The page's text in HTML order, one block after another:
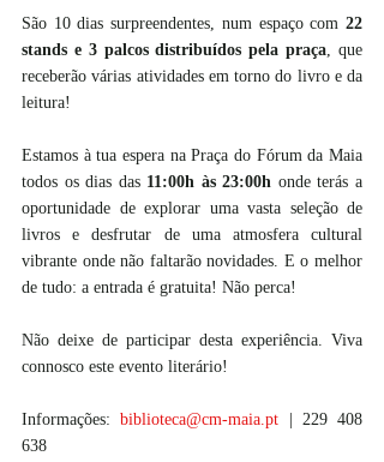
São 10 dias surpreendentes, num espaço com 22
stands e 3 palcos distribuídos pela praça, que
receberão várias atividades em torno do livro e da
leitura!
Estamos à tua espera na Praça do Fórum da Maia
todos os dias das 11:00h às 23:00h onde terás a
oportunidade de explorar uma vasta seleção de
livros e desfrutar de uma atmosfera cultural
vibrante onde não faltarão novidades. E o melhor
de tudo: a entrada é gratuita! Não perca!
Não deixe de participar desta experiência. Viva
connosco este evento literário!
Informações: biblioteca@cm-maia.pt
| 229 408
638